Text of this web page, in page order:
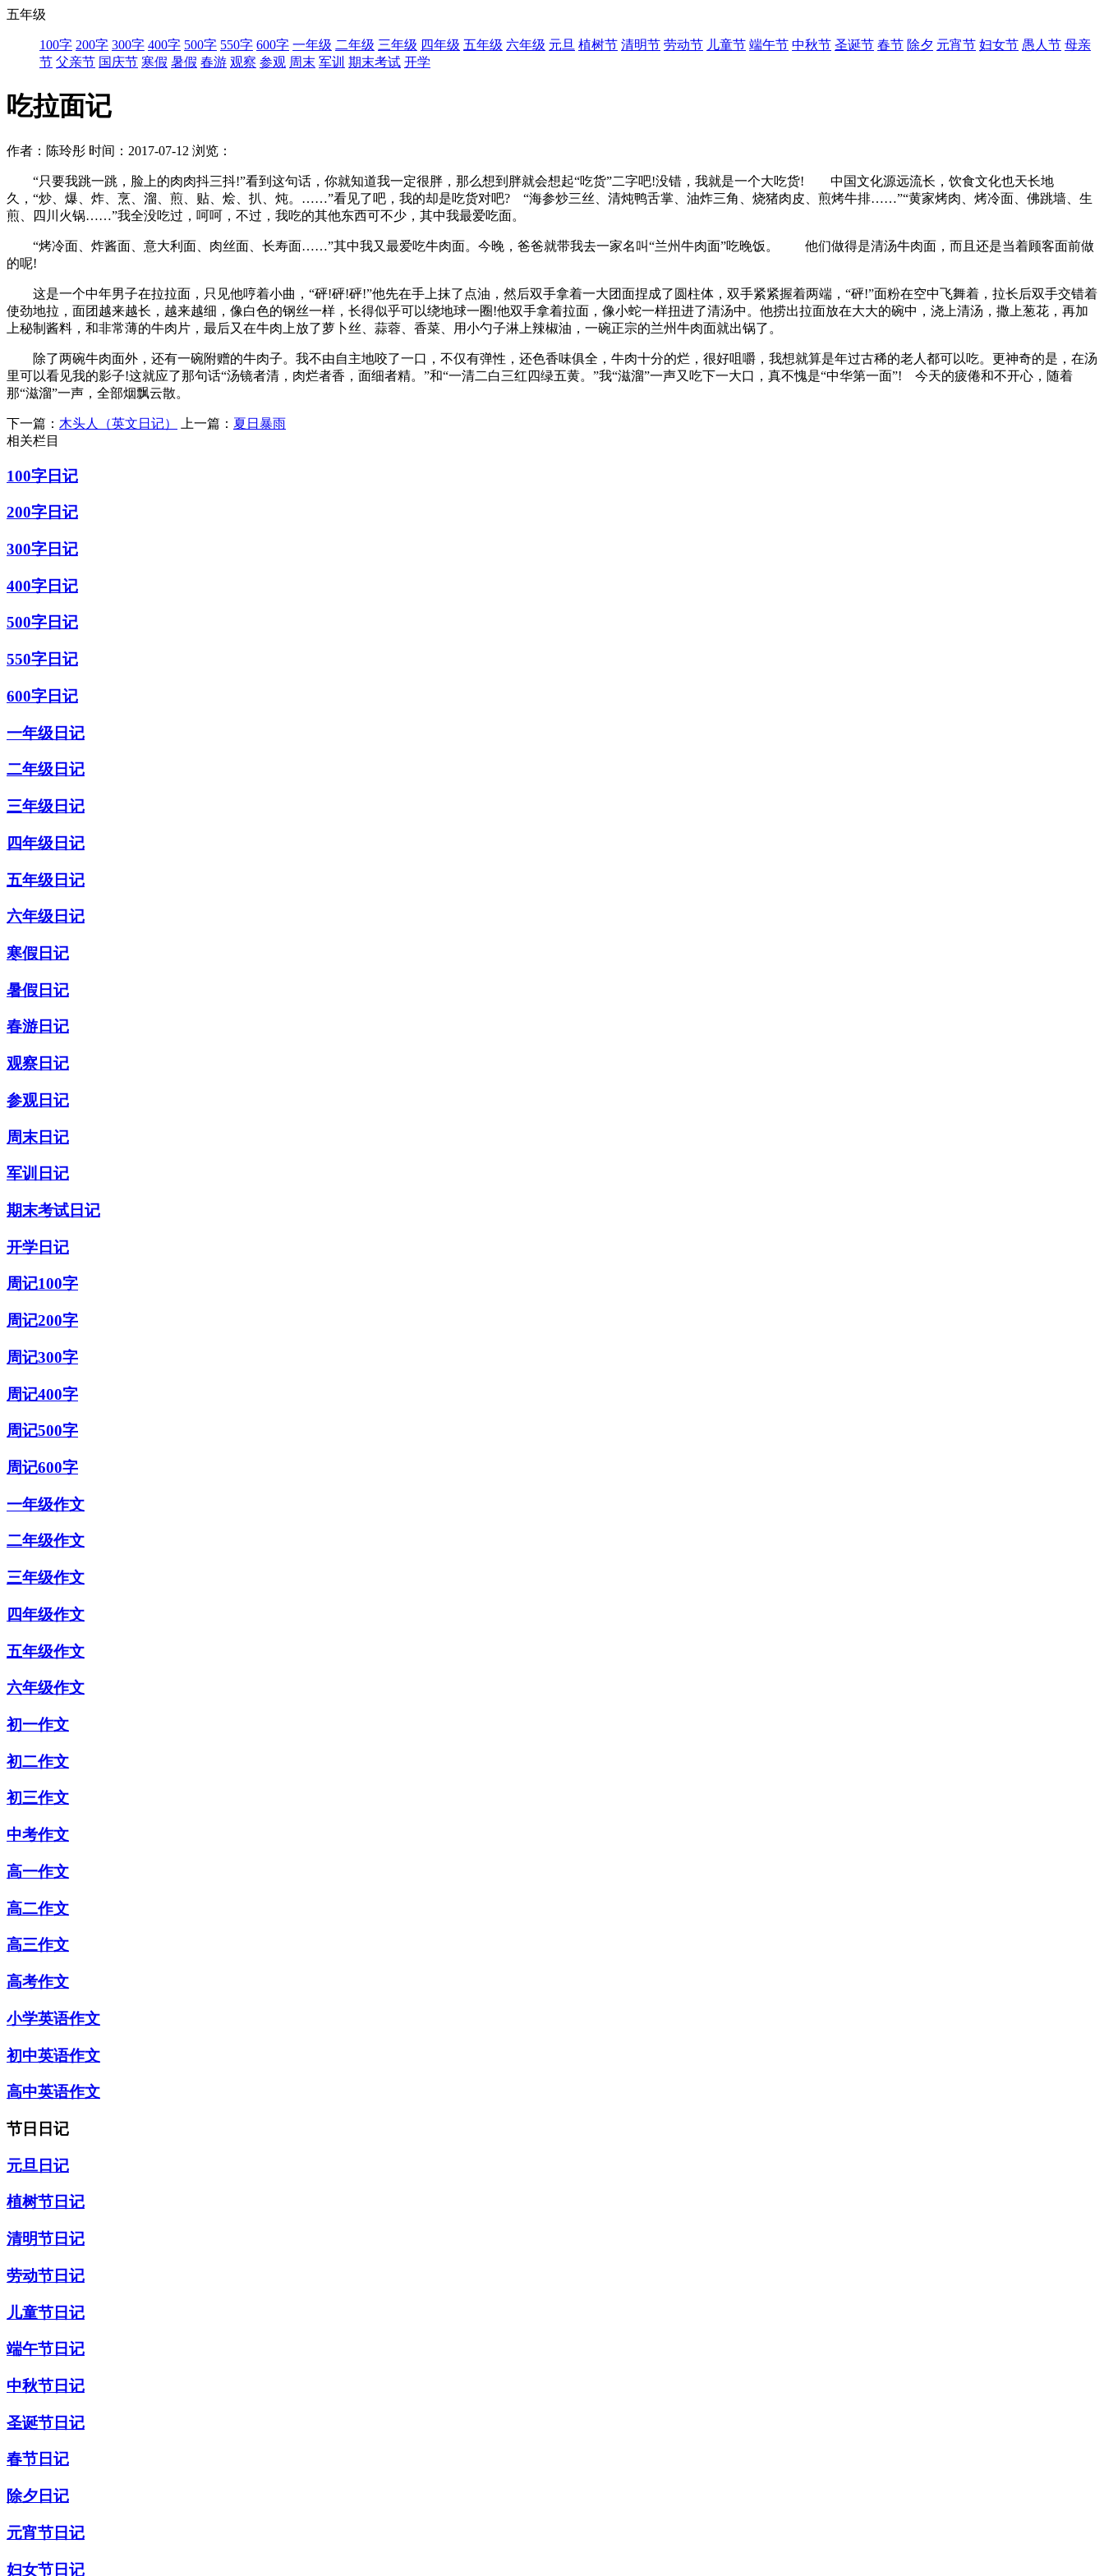
五年级
100字 200字 300字 400字 500字 550字 600字 一年级 二年级 三年级 四年级 五年级 六年级 元旦 植树节 清明节 劳动节 儿童节 端午节 中秋节 圣诞节 春节 除夕 元宵节 妇女节 愚人节 母亲
节 父亲节 国庆节 寒假 暑假 春游 观察 参观 周末 军训 期末考试 开学
吃拉面记
作者：陈玲彤 时间：2017-07-12 浏览：
“只要我跳一跳，脸上的肉肉抖三抖!”看到这句话，你就知道我一定很胖，那么想到胖就会想起“吃货”二字吧!没错，我就是一个大吃货! 中国文化源远流长，饮食文化也天长地
久，“炒、爆、炸、烹、溜、煎、贴、烩、扒、炖。……”看见了吧，我的却是吃货对吧? “海参炒三丝、清炖鸭舌掌、油炸三角、烧猪肉皮、煎烤牛排……”“黄家烤肉、烤冷面、佛跳墙、生
煎、四川火锅……”我全没吃过，呵呵，不过，我吃的其他东西可不少，其中我最爱吃面。
“烤冷面、炸酱面、意大利面、肉丝面、长寿面……”其中我又最爱吃牛肉面。今晚，爸爸就带我去一家名叫“兰州牛肉面”吃晚饭。 他们做得是清汤牛肉面，而且还是当着顾客面前做
的呢!
这是一个中年男子在拉拉面，只见他哼着小曲，“砰!砰!砰!”他先在手上抹了点油，然后双手拿着一大团面捏成了圆柱体，双手紧紧握着两端，“砰!”面粉在空中飞舞着，拉长后双手交错着
使劲地拉，面团越来越长，越来越细，像白色的钢丝一样，长得似乎可以绕地球一圈!他双手拿着拉面，像小蛇一样扭进了清汤中。他捞出拉面放在大大的碗中，浇上清汤，撒上葱花，再加
上秘制酱料，和非常薄的牛肉片，最后又在牛肉上放了萝卜丝、蒜蓉、香菜、用小勺子淋上辣椒油，一碗正宗的兰州牛肉面就出锅了。
除了两碗牛肉面外，还有一碗附赠的牛肉子。我不由自主地咬了一口，不仅有弹性，还色香味俱全，牛肉十分的烂，很好咀嚼，我想就算是年过古稀的老人都可以吃。更神奇的是，在汤
里可以看见我的影子!这就应了那句话“汤镜者清，肉烂者香，面细者精。”和“一清二白三红四绿五黄。”我“滋溜”一声又吃下一大口，真不愧是“中华第一面”! 今天的疲倦和不开心，随着
那“滋溜”一声，全部烟飘云散。
下一篇： 木头人（英文日记） 上一篇： 夏日暴雨
相关栏目
100字日记
200字日记
300字日记
400字日记
500字日记
550字日记
600字日记
一年级日记
二年级日记
三年级日记
四年级日记
五年级日记
六年级日记
寒假日记
暑假日记
春游日记
观察日记
参观日记
周末日记
军训日记
期末考试日记
开学日记
周记100字
周记200字
周记300字
周记400字
周记500字
周记600字
一年级作文
二年级作文
三年级作文
四年级作文
五年级作文
六年级作文
初一作文
初二作文
初三作文
中考作文
高一作文
高二作文
高三作文
高考作文
小学英语作文
初中英语作文
高中英语作文
节日日记
元旦日记
植树节日记
清明节日记
劳动节日记
儿童节日记
端午节日记
中秋节日记
圣诞节日记
春节日记
除夕日记
元宵节日记
妇女节日记